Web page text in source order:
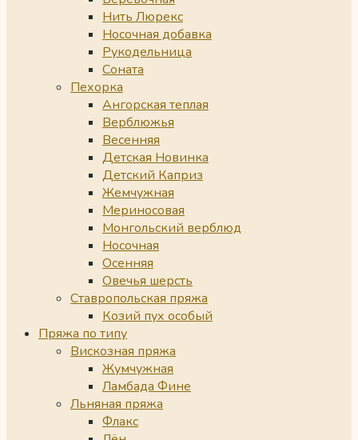
Нить Люрекс
Носочная добавка
Рукодельница
Соната
Пехорка
Ангорская теплая
Верблюжья
Весенняя
Детская Новинка
Детский Каприз
Жемчужная
Мериносовая
Монгольский верблюд
Носочная
Осенняя
Овечья шерсть
Ставропольская пряжа
Козий пух особый
Пряжа по типу
Вискозная пряжа
Жумчужная
Ламбада Фине
Льняная пряжа
Флакс